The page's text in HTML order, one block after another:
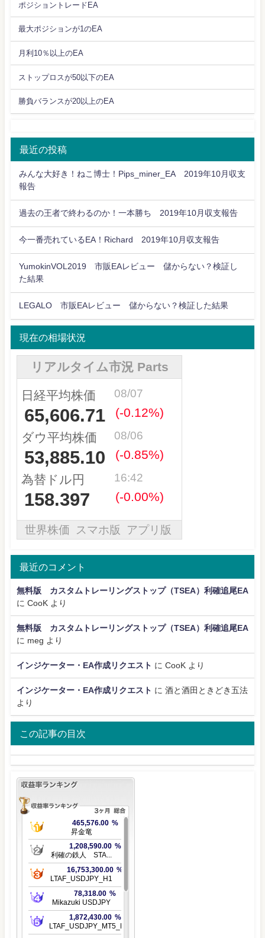
ポジショントレードEA
最大ポジションが1のEA
月利10％以上のEA
ストップロスが50以下のEA
勝負バランスが20以上のEA
最近の投稿
みんな大好き！ねこ博士！Pips_miner_EA 2019年10月収支
報告
過去の王者で終わるのか！一本勝ち 2019年10月収支報告
今一番売れているEA！Richard 2019年10月収支報告
YumokinVOL2019 市販EAレビュー 儲からない？検証し
た結果
LEGALO 市販EAレビュー 儲からない？検証した結果
現在の相場状況
最近のコメント
無料版 カスタムトレーリングストップ（TSEA）利確追尾EA
に CooK より
無料版 カスタムトレーリングストップ（TSEA）利確追尾EA
に meg より
インジケーター・EA作成リクエスト に CooK より
インジケーター・EA作成リクエスト に 酒と酒田ときどき五法
より
この記事の目次